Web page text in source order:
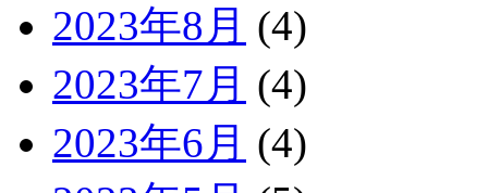
2023年8月 (4)
2023年7月 (4)
2023年6月 (4)